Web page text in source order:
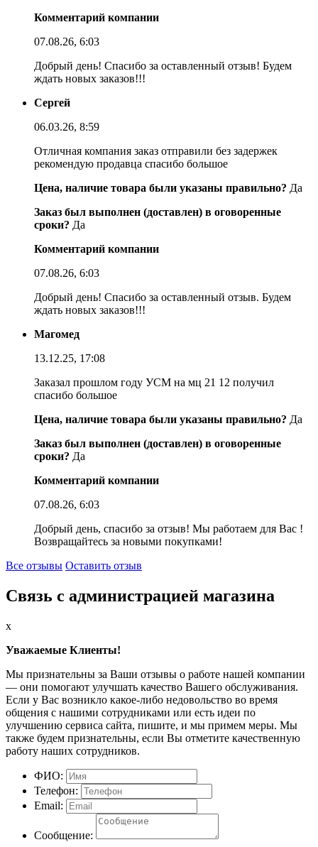
Комментарий компании
07.08.26, 6:03
Добрый день! Спасибо за оставленный отзыв! Будем
ждать новых заказов!!!
Сергей
06.03.26, 8:59
Отличная компания заказ отправили без задержек
рекомендую продавца спасибо большое
Цена, наличие товара были указаны правильно? Да
Заказ был выполнен (доставлен) в оговоренные
сроки? Да
Комментарий компании
07.08.26, 6:03
Добрый день! Спасибо за оставленный отзыв. Будем
ждать новых заказов!!!
Магомед
13.12.25, 17:08
Заказал прошлом году УСМ на мц 21 12 получил
спасибо большое
Цена, наличие товара были указаны правильно? Да
Заказ был выполнен (доставлен) в оговоренные
сроки? Да
Комментарий компании
07.08.26, 6:03
Добрый день, спасибо за отзыв! Мы работаем для Вас !
Возвращайтесь за новыми покупками!
Все отзывы Оставить отзыв
Связь с администрацией магазина
x
Уважаемые Клиенты!
Мы признательны за Ваши отзывы о работе нашей компании
— они помогают улучшать качество Вашего обслуживания.
Если у Вас возникло какое-либо недовольство во время
общения с нашими сотрудниками или есть идеи по
улучшению сервиса сайта, пишите, и мы примем меры. Мы
также будем признательны, если Вы отметите качественную
работу наших сотрудников.
ФИО:
Телефон:
Email:
Сообщение: